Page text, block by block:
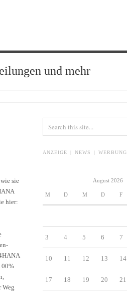
und mehr
sie
hier:
Weg
ANZEIGE | NEWS | WERBUNG
August 2026
M D M D F
3 4 5 6 7
10 11 12 13 14
17 18 19 20 21